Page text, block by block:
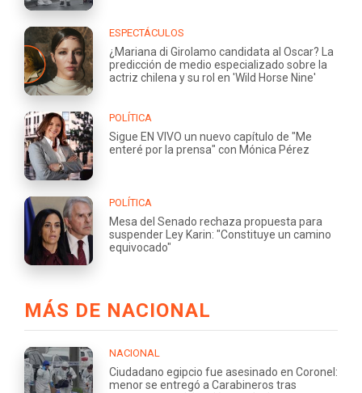
ESPECTÁCULOS
¿Mariana di Girolamo candidata al Oscar? La
predicción de medio especializado sobre la
actriz chilena y su rol en 'Wild Horse Nine'
POLÍTICA
Sigue EN VIVO un nuevo capítulo de "Me
enteré por la prensa" con Mónica Pérez
POLÍTICA
Mesa del Senado rechaza propuesta para
suspender Ley Karin: "Constituye un camino
equivocado"
MÁS DE NACIONAL
NACIONAL
Ciudadano egipcio fue asesinado en Coronel:
menor se entregó a Carabineros tras